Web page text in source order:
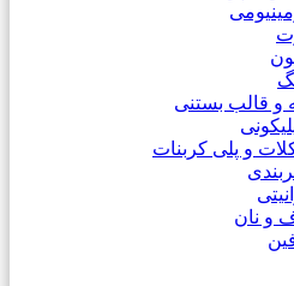
و قالب بستنی
و پلی کربنات
و نان